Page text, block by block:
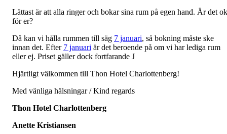
Lättast är att alla ringer och bokar sina rum på egen hand. Är det ok
för er?
Då kan vi hålla rummen till säg 7 januari, så bokning måste ske
innan det. Efter 7 januari är det beroende på om vi har lediga rum
eller ej. Priset gäller dock fortfarande J
Hjärtligt välkommen till Thon Hotel Charlottenberg!
Med vänliga hälsningar / Kind regards
Thon Hotel Charlottenberg
Anette Kristiansen